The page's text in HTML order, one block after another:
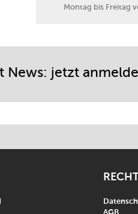
Montag bis Freitag
News: jetzt